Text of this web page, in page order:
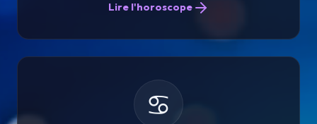
Lire l'horoscope
♋